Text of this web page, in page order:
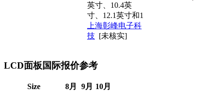
英寸、10.4英
寸、12.1英寸和1
上海彰峰电子科
技 [未核实]
LCD面板国际报价参考
Size 8月 9月 10月